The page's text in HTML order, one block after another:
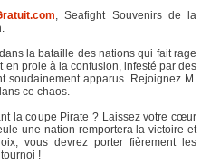
, Seafight Souvenirs de la
la bataille des nations qui fait rage
proie à la confusion, infesté par des
soudainement apparus. Rejoignez M.
ce chaos.
la coupe Pirate ? Laissez votre cœur
une nation remportera la victoire et
vous devrez porter fièrement les
!